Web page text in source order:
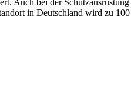
Auch bei der
in Deutschland wird zu